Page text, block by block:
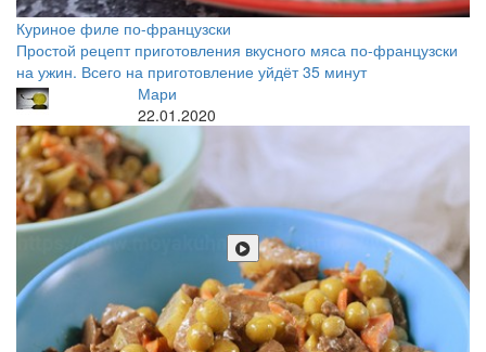
Куриное филе по-французски
Простой рецепт приготовления вкусного мяса по-французски
на ужин. Всего на приготовление уйдёт 35 минут
Мари
22.01.2020